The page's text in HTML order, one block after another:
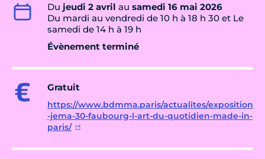
Du jeudi 2 avril au samedi 16 mai 2026
Du mardi au vendredi de 10 h à 18 h 30 et Le
samedi de 14 h à 19 h
Évènement terminé
Gratuit
https://www.bdmma.paris/actualites/exposition
-jema-30-faubourg-l-art-du-quotidien-made-in-
paris/